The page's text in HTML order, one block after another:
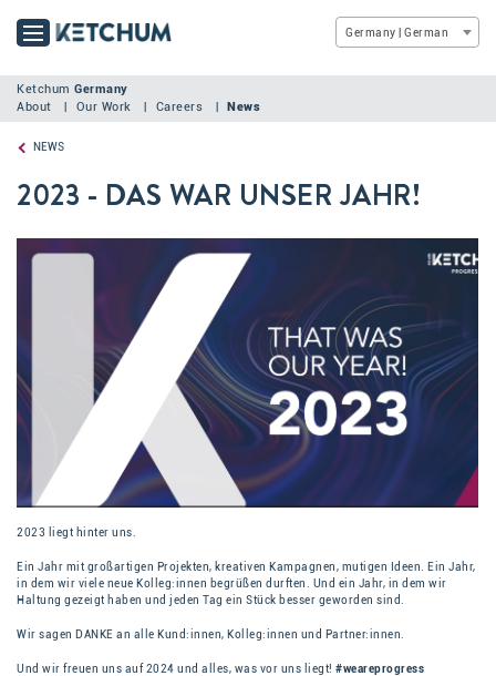
Germany | German
Ketchum Germany
About
Our Work Careers News
NEWS
2023 - DAS WAR UNSER JAHR!
2023 liegt hinter uns.
Ein Jahr mit großartigen Projekten, kreativen Kampagnen, mutigen Ideen. Ein Jahr,
in dem wir viele neue Kolleg:innen begrüßen durften. Und ein Jahr, in dem wir
Haltung gezeigt haben und jeden Tag ein Stück besser geworden sind.
Wir sagen DANKE an alle Kund:innen, Kolleg:innen und Partner:innen.
Und wir freuen uns auf 2024 und alles, was vor uns liegt! #weareprogress